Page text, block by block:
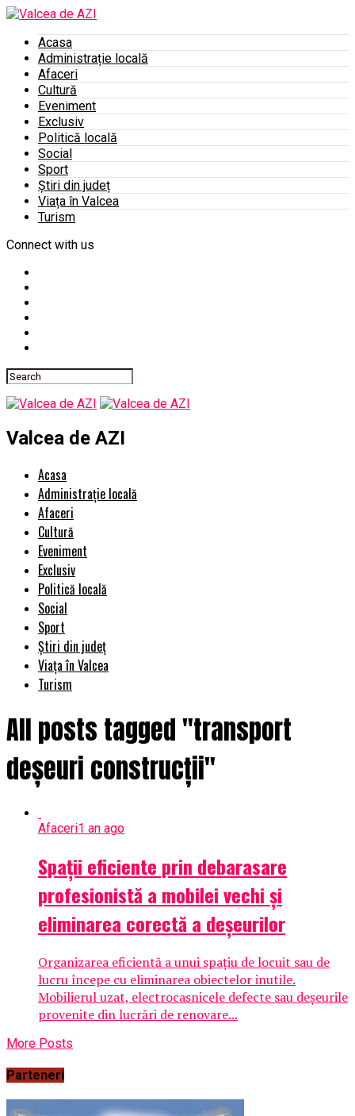
Acasa
Administrație locală
Afaceri
Cultură
Eveniment
Exclusiv
Politică locală
Social
Sport
Știri din județ
Viața în Valcea
Turism
Connect with us
Valcea de AZI
Acasa
Administrație locală
Afaceri
Cultură
Eveniment
Exclusiv
Politică locală
Social
Sport
Știri din județ
Viața în Valcea
Turism
All posts tagged "transport
deșeuri construcții"
Afaceri1 an ago
Spații eficiente prin debarasare
profesionistă a mobilei vechi și
eliminarea corectă a deșeurilor
Organizarea eficientă a unui spațiu de locuit sau de
lucru începe cu eliminarea obiectelor inutile.
Mobilierul uzat, electrocasnicele defecte sau deșeurile
provenite din lucrări de renovare...
More Posts
Parteneri